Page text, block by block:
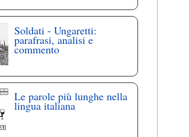
Soldati - Ungaretti:
parafrasi, analisi e
commento
Le parole più lunghe nella
lingua italiana